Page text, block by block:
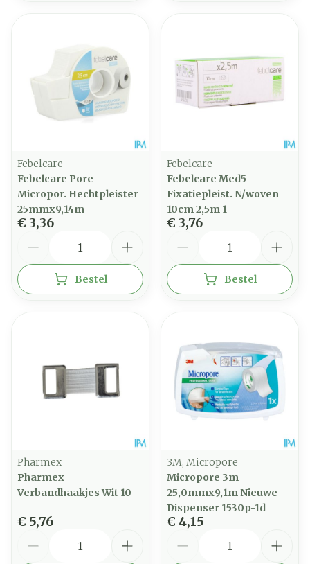
Febelcare
Febelcare Pore
Micropor. Hechtpleister
25mmx9,14m
€ 3,36
Bestel
Febelcare
Febelcare Med5
Fixatiepleist. N/woven
10cm 2,5m 1
€ 3,76
Bestel
Pharmex
Pharmex
Verbandhaakjes Wit 10
€ 5,76
3M, Micropore
Micropore 3m
25,0mmx9,1m Nieuwe
Dispenser 1530p-1d
€ 4,15